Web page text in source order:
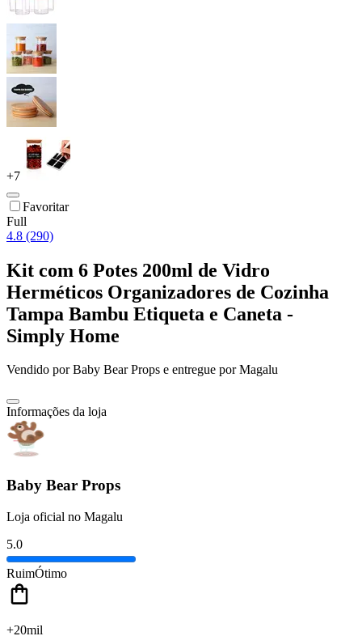
+7
Favoritar
Full
4.8 (290)
Kit com 6 Potes 200ml de Vidro
Herméticos Organizadores de Cozinha
Tampa Bambu Etiqueta e Caneta -
Simply Home
Vendido porBaby Bear Props e entregue por Magalu
Informações da loja
Baby Bear Props
Loja oficial no Magalu
5.0
RuimÓtimo
+20mil